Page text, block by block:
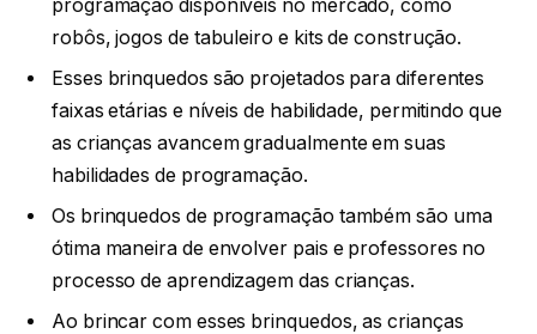
programação disponíveis no mercado, como
robôs, jogos de tabuleiro e kits de construção.
Esses brinquedos são projetados para diferentes
faixas etárias e níveis de habilidade, permitindo que
as crianças avancem gradualmente em suas
habilidades de programação.
Os brinquedos de programação também são uma
ótima maneira de envolver pais e professores no
processo de aprendizagem das crianças.
Ao brincar com esses brinquedos, as crianças